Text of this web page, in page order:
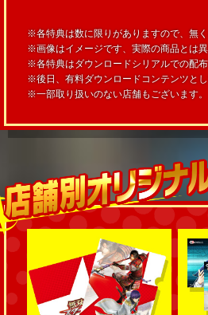
※各特典は数に限りがありますので、無く
※画像はイメージです、実際の商品とは異
※各特典はダウンロードシリアルでの配布
※後日、有料ダウンロードコンテンツとし
※一部取り扱いのない店舗もございます。